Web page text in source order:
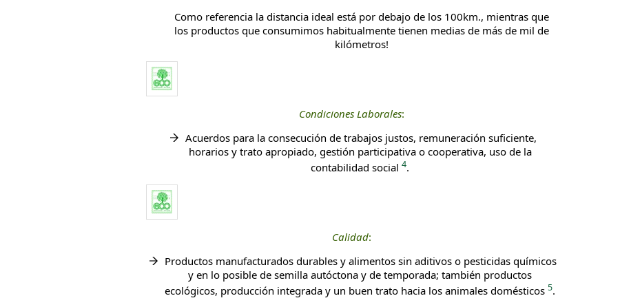
Como referencia la distancia ideal está por debajo de los 100km., mientras que
los productos que consumimos habitualmente tienen medias de más de mil de
kilómetros!
Condiciones Laborales:
Acuerdos para la consecución de trabajos justos, remuneración suficiente,
horarios y trato apropiado, gestión participativa o cooperativa, uso de la
contabilidad social 4.
Calidad:
Productos manufacturados durables y alimentos sin aditivos o pesticidas químicos
y en lo posible de semilla autóctona y de temporada; también productos
ecológicos, producción integrada y un buen trato hacia los animales domésticos 5.